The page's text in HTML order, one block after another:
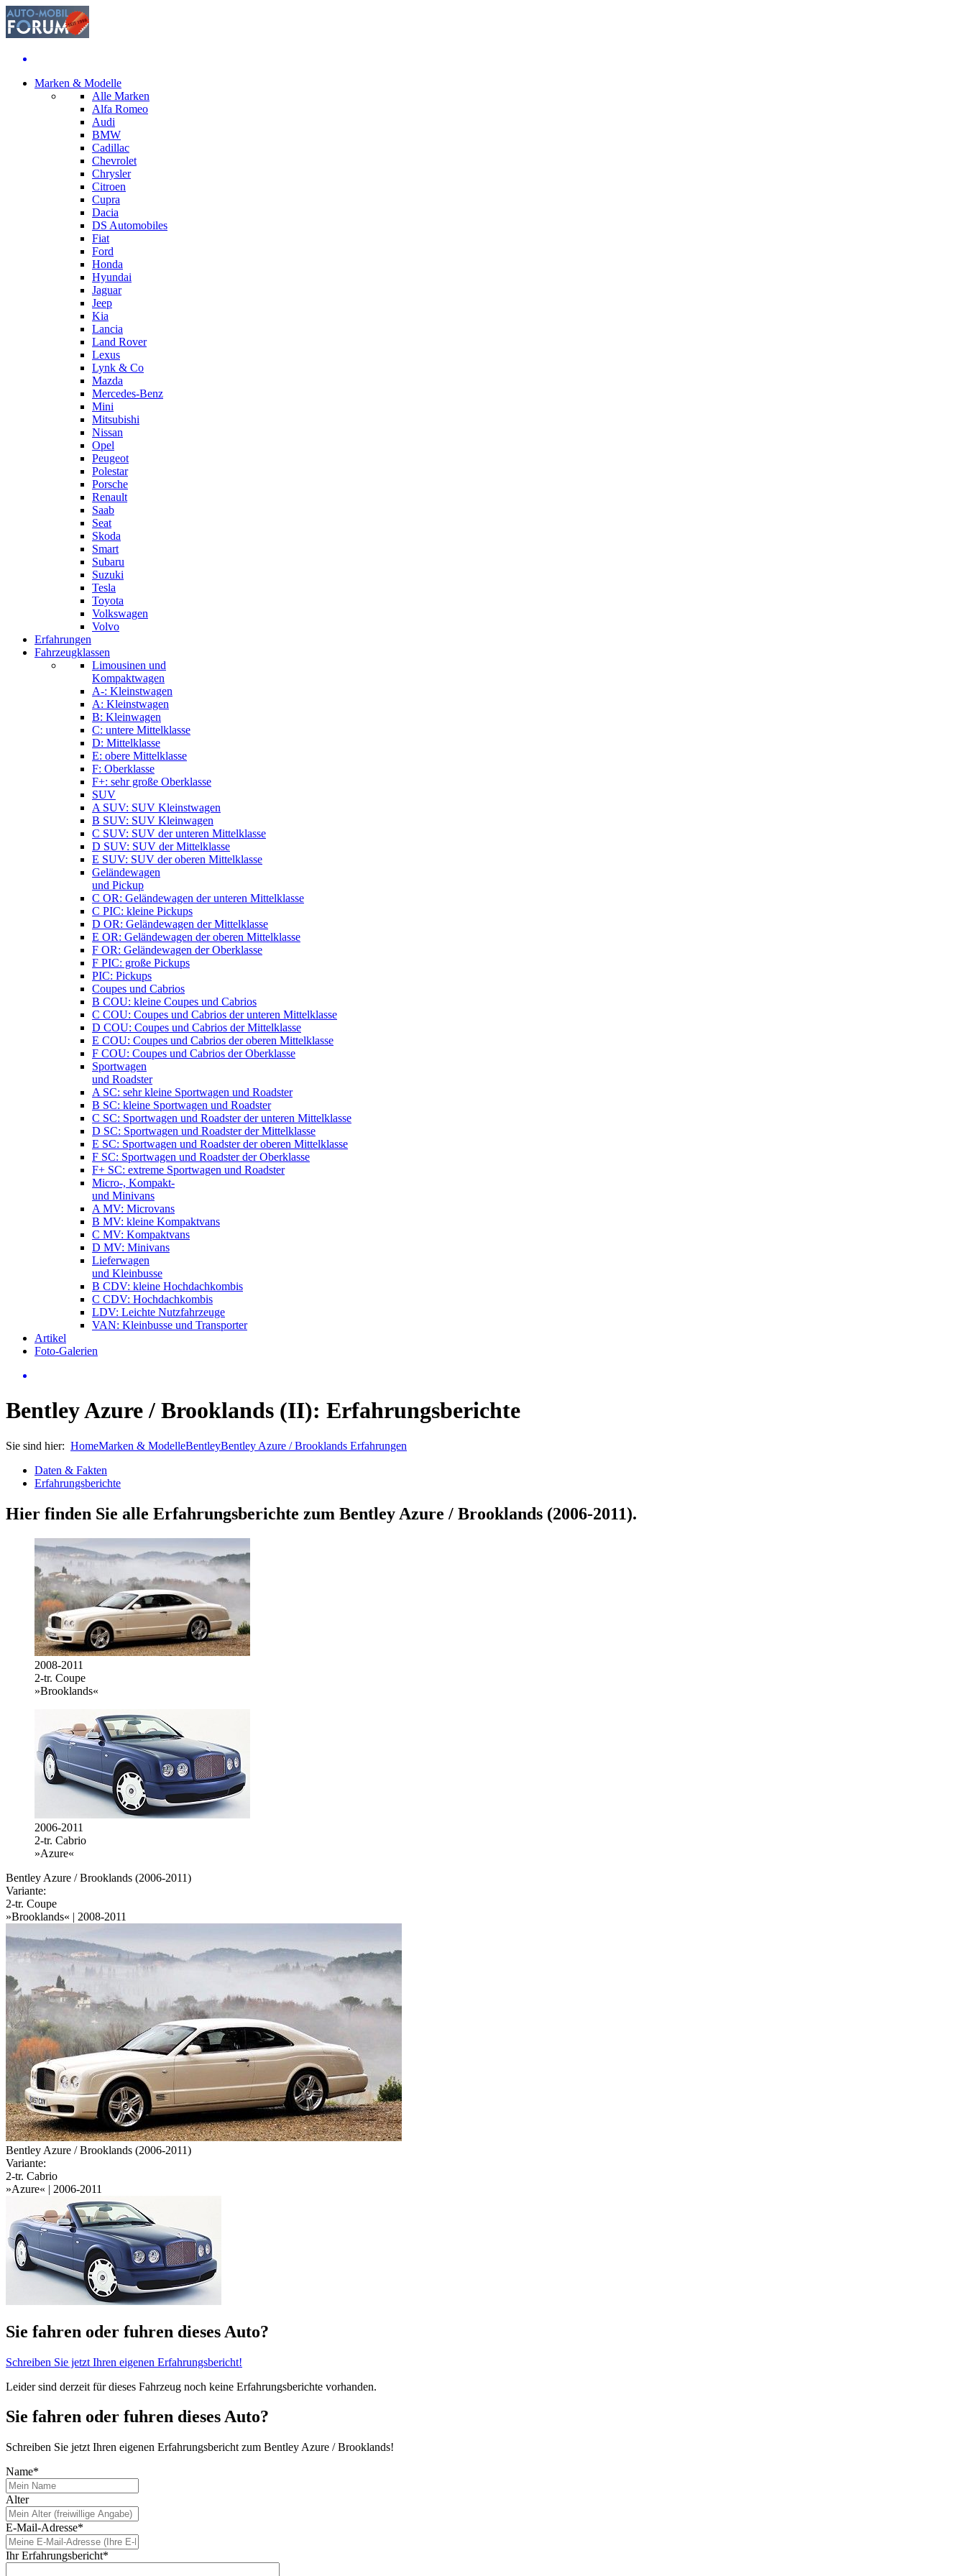
Marken & Modelle
Alle Marken
Alfa Romeo
Audi
BMW
Cadillac
Chevrolet
Chrysler
Citroen
Cupra
Dacia
DS Automobiles
Fiat
Ford
Honda
Hyundai
Jaguar
Jeep
Kia
Lancia
Land Rover
Lexus
Lynk & Co
Mazda
Mercedes-Benz
Mini
Mitsubishi
Nissan
Opel
Peugeot
Polestar
Porsche
Renault
Saab
Seat
Skoda
Smart
Subaru
Suzuki
Tesla
Toyota
Volkswagen
Volvo
Erfahrungen
Fahrzeugklassen
Limousinen und
Kompaktwagen
A-: Kleinstwagen
A: Kleinstwagen
B: Kleinwagen
C: untere Mittelklasse
D: Mittelklasse
E: obere Mittelklasse
F: Oberklasse
F+: sehr große Oberklasse
SUV
A SUV: SUV Kleinstwagen
B SUV: SUV Kleinwagen
C SUV: SUV der unteren Mittelklasse
D SUV: SUV der Mittelklasse
E SUV: SUV der oberen Mittelklasse
Geländewagen
und Pickup
C OR: Geländewagen der unteren Mittelklasse
C PIC: kleine Pickups
D OR: Geländewagen der Mittelklasse
E OR: Geländewagen der oberen Mittelklasse
F OR: Geländewagen der Oberklasse
F PIC: große Pickups
PIC: Pickups
Coupes und Cabrios
B COU: kleine Coupes und Cabrios
C COU: Coupes und Cabrios der unteren Mittelklasse
D COU: Coupes und Cabrios der Mittelklasse
E COU: Coupes und Cabrios der oberen Mittelklasse
F COU: Coupes und Cabrios der Oberklasse
Sportwagen
und Roadster
A SC: sehr kleine Sportwagen und Roadster
B SC: kleine Sportwagen und Roadster
C SC: Sportwagen und Roadster der unteren Mittelklasse
D SC: Sportwagen und Roadster der Mittelklasse
E SC: Sportwagen und Roadster der oberen Mittelklasse
F SC: Sportwagen und Roadster der Oberklasse
F+ SC: extreme Sportwagen und Roadster
Micro-, Kompakt-
und Minivans
A MV: Microvans
B MV: kleine Kompaktvans
C MV: Kompaktvans
D MV: Minivans
Lieferwagen
und Kleinbusse
B CDV: kleine Hochdachkombis
C CDV: Hochdachkombis
LDV: Leichte Nutzfahrzeuge
VAN: Kleinbusse und Transporter
Artikel
Foto-Galerien
Bentley Azure / Brooklands (II): Erfahrungsberichte
Sie sind hier: HomeMarken & ModelleBentleyBentley Azure / Brooklands Erfahrungen
Daten & Fakten
Erfahrungsberichte
Hier finden Sie alle Erfahrungsberichte zum Bentley Azure / Brooklands (2006-2011).
2008-2011
2-tr. Coupe
»Brooklands«
2006-2011
2-tr. Cabrio
»Azure«
Bentley Azure / Brooklands (2006-2011)
Variante:
2-tr. Coupe
»Brooklands« | 2008-2011
Bentley Azure / Brooklands (2006-2011)
Variante:
2-tr. Cabrio
»Azure« | 2006-2011
Sie fahren oder fuhren dieses Auto?
Schreiben Sie jetzt Ihren eigenen Erfahrungsbericht!
Leider sind derzeit für dieses Fahrzeug noch keine Erfahrungsberichte vorhanden.
Sie fahren oder fuhren dieses Auto?
Schreiben Sie jetzt Ihren eigenen Erfahrungsbericht zum Bentley Azure / Brooklands!
Name*
Alter
E-Mail-Adresse*
Ihr Erfahrungsbericht*